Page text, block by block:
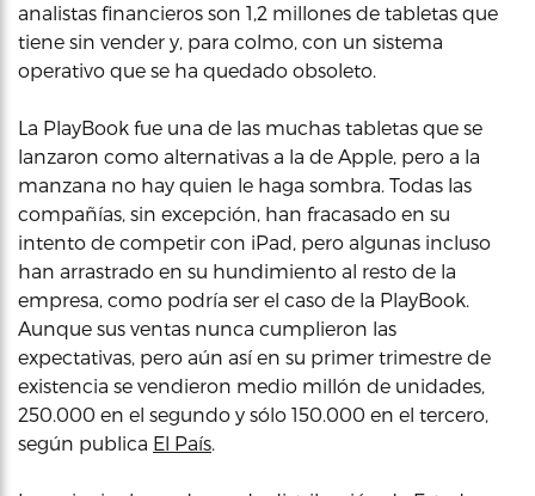
analistas financieros son 1,2 millones de tabletas que
tiene sin vender y, para colmo, con un sistema
operativo que se ha quedado obsoleto.
La PlayBook fue una de las muchas tabletas que se
lanzaron como alternativas a la de Apple, pero a la
manzana no hay quien le haga sombra. Todas las
compañías, sin excepción, han fracasado en su
intento de competir con iPad, pero algunas incluso
han arrastrado en su hundimiento al resto de la
empresa, como podría ser el caso de la PlayBook.
Aunque sus ventas nunca cumplieron las
expectativas, pero aún así en su primer trimestre de
existencia se vendieron medio millón de unidades,
250.000 en el segundo y sólo 150.000 en el tercero,
según publica El País.